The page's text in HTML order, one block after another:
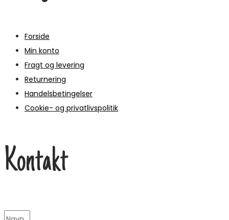
Forside
Min konto
Fragt og levering
Returnering
Handelsbetingelser
Cookie- og privatlivspolitik
Kontakt